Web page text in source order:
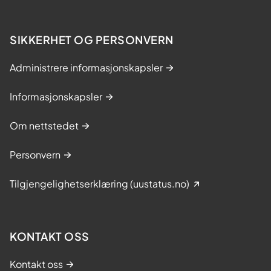
SIKKERHET OG PERSONVERN
Administrere informasjonskapsler
Informasjonskapsler
Om nettstedet
Personvern
Tilgjengelighetserklæring (uustatus.no)
KONTAKT OSS
Kontakt oss